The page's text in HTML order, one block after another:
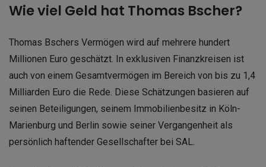
Wie viel Geld hat Thomas Bscher?
Thomas Bschers Vermögen wird auf mehrere hundert
Millionen Euro geschätzt. In exklusiven Finanzkreisen ist
auch von einem Gesamtvermögen im Bereich von bis zu 1,4
Milliarden Euro die Rede. Diese Schätzungen basieren auf
seinen Beteiligungen, seinem Immobilienbesitz in Köln-
Marienburg und Berlin sowie seiner Vergangenheit als
persönlich haftender Gesellschafter bei SAL.